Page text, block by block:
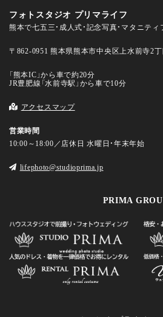
フォトスタジオ プリマライフ
熊本で七五三・成人式・記念写真・マタニティ
〒862-0951 熊本県熊本市中央区上水前寺2
「熊本IC」から車で約20分
JR豊肥線「水前寺駅」から車で10分
アクセスマップ
営業時間
10:00～18:00／店休日 水曜日・年末年始
lifephoto@studioprima.jp
PRIMA